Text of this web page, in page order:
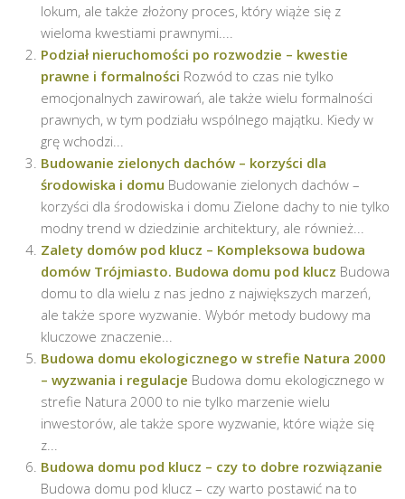
lokum, ale także złożony proces, który wiąże się z
wieloma kwestiami prawnymi....
Podział nieruchomości po rozwodzie – kwestie
prawne i formalności Rozwód to czas nie tylko
emocjonalnych zawirowań, ale także wielu formalności
prawnych, w tym podziału wspólnego majątku. Kiedy w
grę wchodzi...
Budowanie zielonych dachów – korzyści dla
środowiska i domu Budowanie zielonych dachów –
korzyści dla środowiska i domu Zielone dachy to nie tylko
modny trend w dziedzinie architektury, ale również...
Zalety domów pod klucz – Kompleksowa budowa
domów Trójmiasto. Budowa domu pod klucz Budowa
domu to dla wielu z nas jedno z największych marzeń,
ale także spore wyzwanie. Wybór metody budowy ma
kluczowe znaczenie...
Budowa domu ekologicznego w strefie Natura 2000
– wyzwania i regulacje Budowa domu ekologicznego w
strefie Natura 2000 to nie tylko marzenie wielu
inwestorów, ale także spore wyzwanie, które wiąże się
z...
Budowa domu pod klucz – czy to dobre rozwiązanie
Budowa domu pod klucz – czy warto postawić na to